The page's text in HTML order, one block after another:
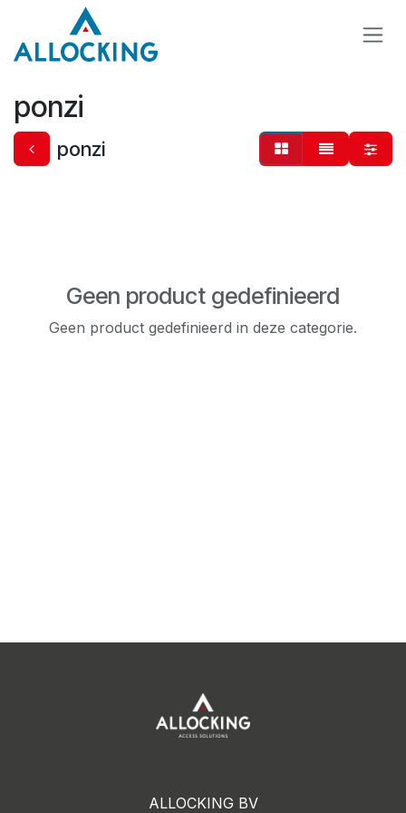
Overslaan naar inhoud
ponzi
ponzi
Geen product gedefinieerd
Geen product gedefinieerd in deze categorie.
ALLOCKING BV